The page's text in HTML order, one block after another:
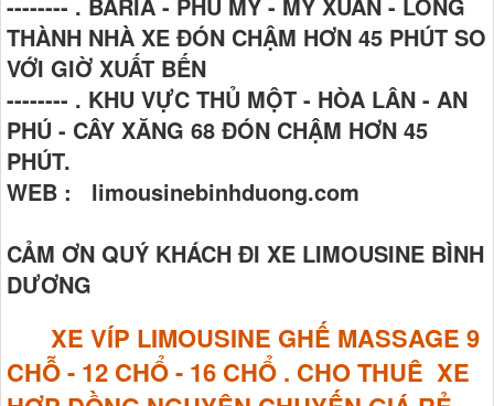
THÀNH NHÀ XE ĐÓN CHẬM HƠN 45 PHÚT SO
VỚI GIỜ XUẤT BẾN
-------- . KHU VỰC THỦ MỘT - HÒA LÂN - AN
PHÚ - CÂY XĂNG 68 ĐÓN CHẬM HƠN 45
PHÚT.
WEB : limousinebinhduong.com
CẢM ƠN QUÝ KHÁCH ĐI XE LIMOUSINE BÌNH
DƯƠNG
XE VÍP LIMOUSINE GHẾ MASSAGE 9
CHỖ - 12 CHỔ - 16 CHỔ . CHO THUÊ XE